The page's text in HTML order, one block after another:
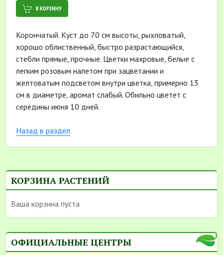
В КОРЗИНУ
Корончатый. Куст до 70 см высоты, рыхловатый,
хорошо облиственный, быстро разрастающийся,
стебли прямые, прочные. Цветки махровые, белые с
легким розовым налетом при зацветании и
желтоватым подсветом внутри цветка, примерно 13
см в диаметре, аромат слабый. Обильно цветет с
середины июня 10 дней.
Назад в раздел
КОРЗИНА РАСТЕНИЙ
Ваша корзина пуста
ОФИЦИАЛЬНЫЕ ЦЕНТРЫ